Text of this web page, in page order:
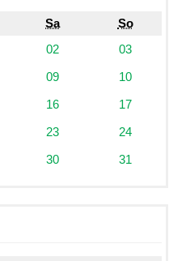
Sa
So
02
03
09
10
16
17
23
24
30 31